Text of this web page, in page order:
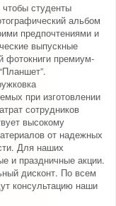
студенты
альбом
предпочтениями и
выпускные
фотокниги премиум-
при изготовлении
сотрудников
высокому
от надежных
Для наших
и праздничные акции.
дисконт. По всем
консультацию наши